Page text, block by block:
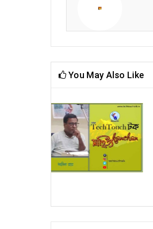
You May Also Like